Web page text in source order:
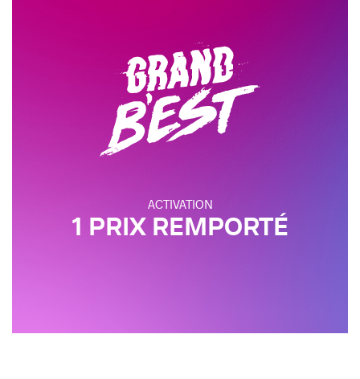
ACTIVATION
1 PRIX REMPORTÉ